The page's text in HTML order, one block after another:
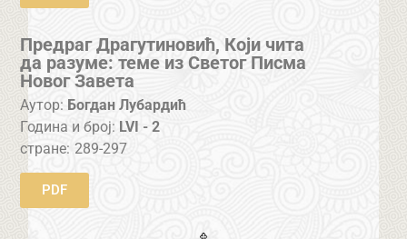
Предраг Драгутиновић, Који чита
да разуме: теме из Светог Писма
Новог Завета
Аутор: Богдан Лубардић
Година и број: LVI - 2
стране: 289-297
PDF